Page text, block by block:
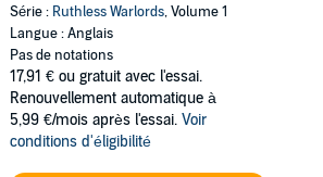
Série : Ruthless Warlords, Volume 1
Langue : Anglais
Pas de notations
17,91 € ou gratuit avec l'essai.
Renouvellement automatique à
5,99 €/mois après l'essai. Voir
conditions d'éligibilité